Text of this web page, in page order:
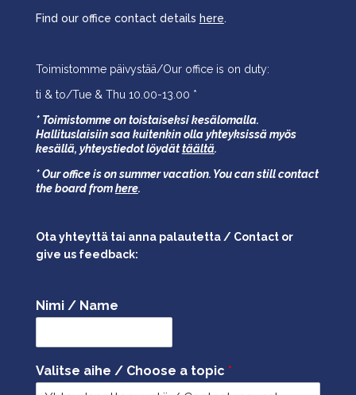
Find our office contact details here.
Toimistomme päivystää/Our office is on duty:
ti & to/Tue & Thu 10.00-13.00 *
* Toimistomme on toistaiseksi kesälomalla.
Hallituslaisiin saa kuitenkin olla yhteyksissä myös
kesällä, yhteystiedot löydättäältä.
* Our office is on summer vacation. You can still contact
the board fromhere.
Ota yhteyttä tai anna palautetta / Contact or
give us feedback:
Nimi / Name
Valitse aihe / Choose a topic *